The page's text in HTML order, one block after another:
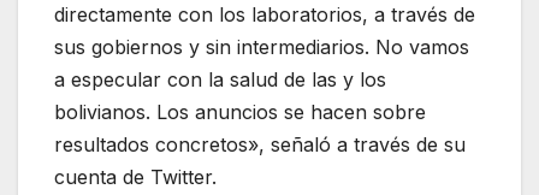
directamente con los laboratorios, a través de
sus gobiernos y sin intermediarios. No vamos
a especular con la salud de las y los
bolivianos. Los anuncios se hacen sobre
resultados concretos», señaló a través de su
cuenta de Twitter.